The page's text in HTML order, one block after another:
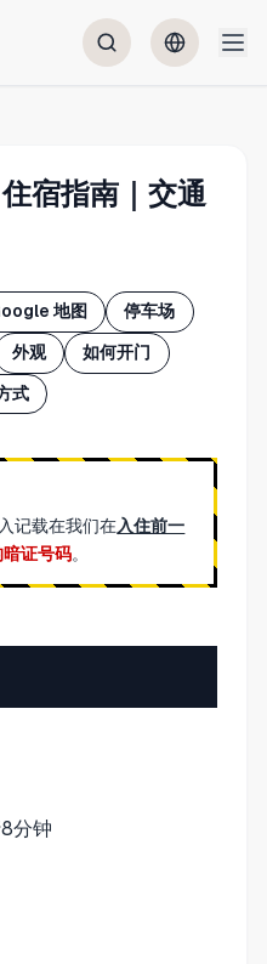
宿指南｜交通
地图 停车场
外观 如何开门
式
记载在我们在入住前一
证号码。
分钟